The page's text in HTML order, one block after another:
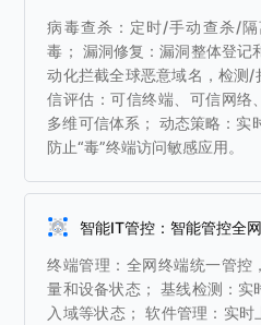
病毒查杀：定时/手动查杀/
毒； 漏洞修复：漏洞整体登记
动化拦截全球恶意域名，检测
信评估：可信终端、可信网络
多维可信体系； 动态策略：实
防止“毒”终端访问敏感应用。
智能IT管控：智能管控全
终端管理：全网终端统一管控
量和设备状态； 基线检测：
入域等状态； 软件管理：实